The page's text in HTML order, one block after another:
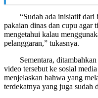
“Sudah ada inisiatif dari
pakaian dinas dan cupu agar
mengetahui kalau
pelanggaran,” tukasnya.
Sementara, ditambahkan
video tersebut ke sosial
menjelaskan bahwa yang
terdekatnya yang juga sudah